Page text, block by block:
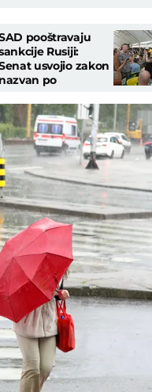
pooštravaju
Rusiji:
usvojio zakon
nazvan po
Grejemu